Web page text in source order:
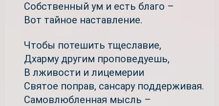
Собственный ум и есть благо –
Вот тайное наставление.
Чтобы потешить тщеславие,
Дхарму другим проповедуешь,
В лживости и лицемерии
Святое поправ, сансару поддерживая.
Самовлюбленная мысль –